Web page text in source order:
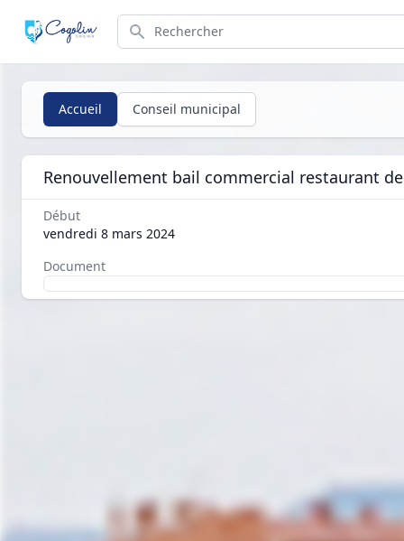
Search
Accueil Conseil municipal
Renouvellement bail commercial restaurant
Début
vendredi 8 mars 2024
Document